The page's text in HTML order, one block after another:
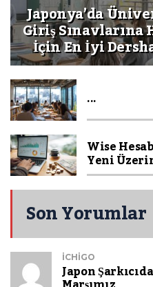
Japonya’da
Giriş Sınavlarına
İçin En İyi
...
Wise
Yeni
Son Yorumlar
ICHIGO
Japon